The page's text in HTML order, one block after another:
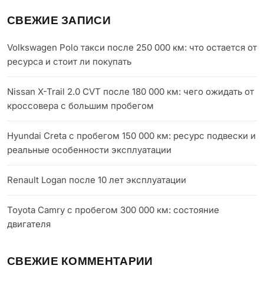
СВЕЖИЕ ЗАПИСИ
Volkswagen Polo такси после 250 000 км: что остается от
ресурса и стоит ли покупать
Nissan X-Trail 2.0 CVT после 180 000 км: чего ожидать от
кроссовера с большим пробегом
Hyundai Creta с пробегом 150 000 км: ресурс подвески и
реальные особенности эксплуатации
Renault Logan после 10 лет эксплуатации
Toyota Camry с пробегом 300 000 км: состояние
двигателя
СВЕЖИЕ КОММЕНТАРИИ